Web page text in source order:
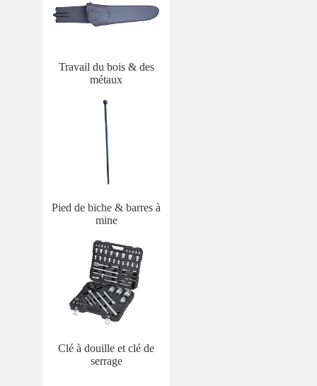
Travail du bois & des
métaux
Pied de biche & barres à
mine
Clé à douille et clé de
serrage